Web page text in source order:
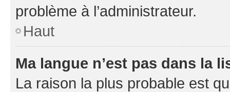
problème à l’administrateur.
Haut
Ma langue n’est pas dans la
La raison la plus probable est